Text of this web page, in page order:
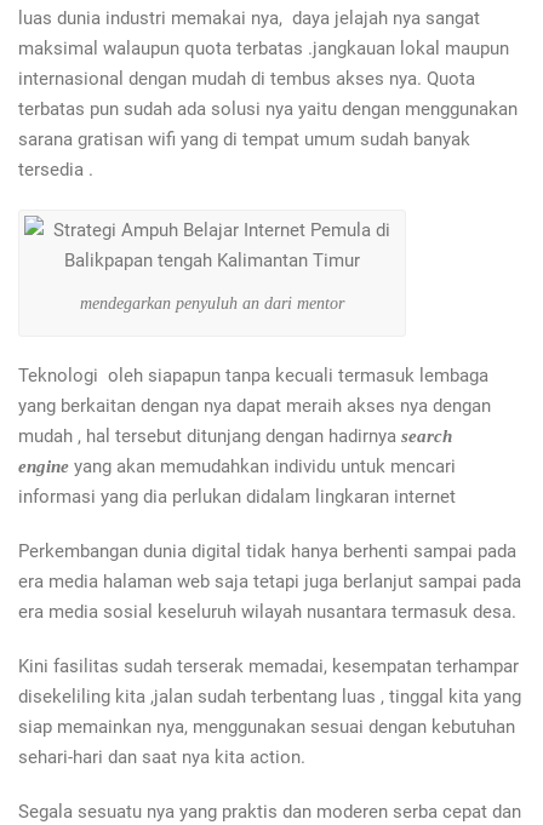
luas dunia industri memakai nya, daya jelajah nya sangat
maksimal walaupun quota terbatas .jangkauan lokal maupun
internasional dengan mudah di tembus akses nya. Quota
terbatas pun sudah ada solusi nya yaitu dengan menggunakan
sarana gratisan wifi yang di tempat umum sudah banyak
tersedia .
mendegarkan penyuluh an dari mentor
Teknologi oleh siapapun tanpa kecuali termasuk lembaga
yang berkaitan dengan nya dapat meraih akses nya dengan
mudah , hal tersebut ditunjang dengan hadirnya search
engine yang akan memudahkan individu untuk mencari
informasi yang dia perlukan didalam lingkaran internet
Perkembangan dunia digital tidak hanya berhenti sampai pada
era media halaman web saja tetapi juga berlanjut sampai pada
era media sosial keseluruh wilayah nusantara termasuk desa.
Kini fasilitas sudah terserak memadai, kesempatan terhampar
disekeliling kita ,jalan sudah terbentang luas , tinggal kita yang
siap memainkan nya, menggunakan sesuai dengan kebutuhan
sehari-hari dan saat nya kita action.
Segala sesuatu nya yang praktis dan moderen serba cepat dan